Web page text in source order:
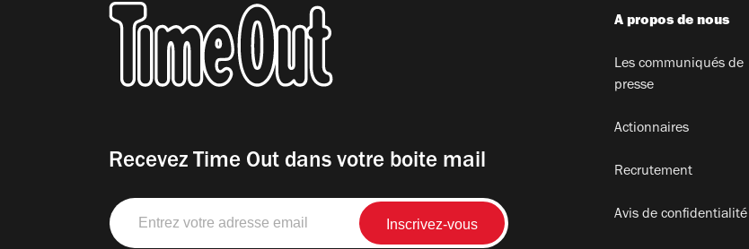
Recevez Time Out dans votre boite mail
Entrez
votre
A propos de nous
Les communiqués de
presse
Actionnaires
Recrutement
Avis de confidentialité